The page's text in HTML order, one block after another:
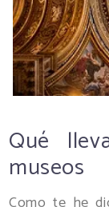
Qué
museos